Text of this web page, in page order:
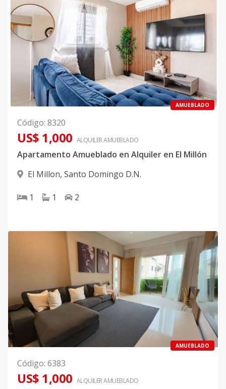
AMUEBLADO
Código: 8320
US$ 1,000 ALQUILERAMUEBLADO
Apartamento Amueblado en Alquiler en El Millón
El Millon, Santo Domingo D.N.
1 1 2
AMUEBLADO
Código: 6383
US$ 1,000 ALQUILERAMUEBLADO